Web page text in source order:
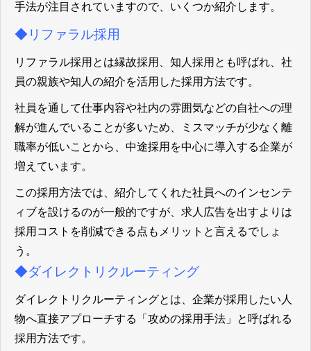
手法が注目されていますので、いくつか紹介します。
◆リファラル採用
リファラル採用とは縁故採用、知人採用とも呼ばれ、社
員の親族や知人の紹介を活用した採用方法です。
社員を通して仕事内容や社内の雰囲気などの自社への理
解が進んでいることが多いため、ミスマッチが少なく離
職率が低いことから、中途採用を中心に導入する企業が
増えています。
この採用方法では、紹介してくれた社員へのインセンテ
ィブを設けるのが一般的ですが、求人広告を出すよりは
採用コストを削減できる点もメリットと言えるでしょ
う。
◆ダイレクトリクルーティング
ダイレクトリクルーティングとは、企業が採用したい人
物へ直接アプローチする「攻めの採用手法」と呼ばれる
採用方法です。